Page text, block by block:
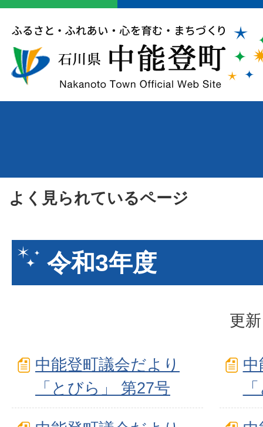
よく見られているページ
令和3年度
更
中能登町議会だより
「とびら」 第27号